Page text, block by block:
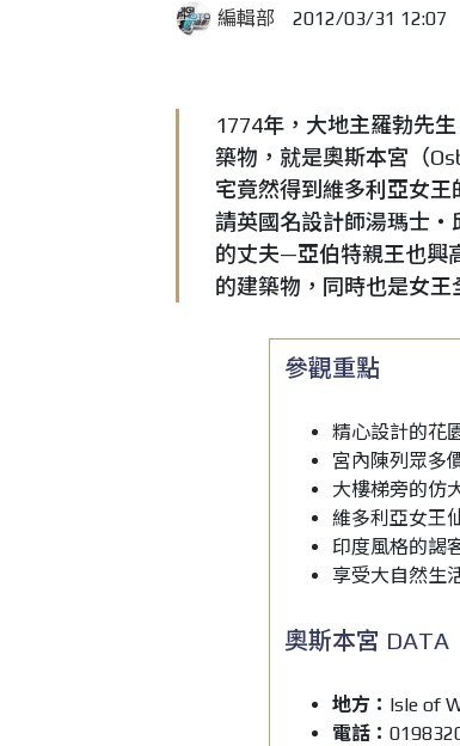
編輯部 2012/03/31 12:07
1774年，大地主羅勃先
築物，就是奧斯本宮（
宅竟然得到維多利亞女
請英國名設計師湯瑪士‧
的丈夫—亞伯特親王也興
的建築物，同時也是女
參觀重點
精心設計的花
宮內陳列眾多
大樓梯旁的仿
維多利亞女王
印度風格的謁
享受大自然生
奧斯本宮 DATA
地方： Isle of
電話：